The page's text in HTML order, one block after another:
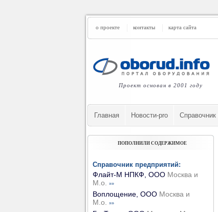
о проекте контакты карта сайта
Проект основан в 2001 году
Главная Новости-pro
ПОПОЛНИЛИ СОДЕРЖИМОЕ
Справочник предприятий:
Флайт-М НПКФ, ООО Москва и
М.о.
»»
Воплощение, ООО Москва и
М.о.
»»